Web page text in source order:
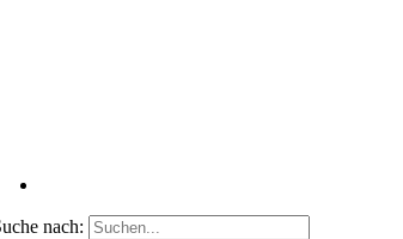
nach: